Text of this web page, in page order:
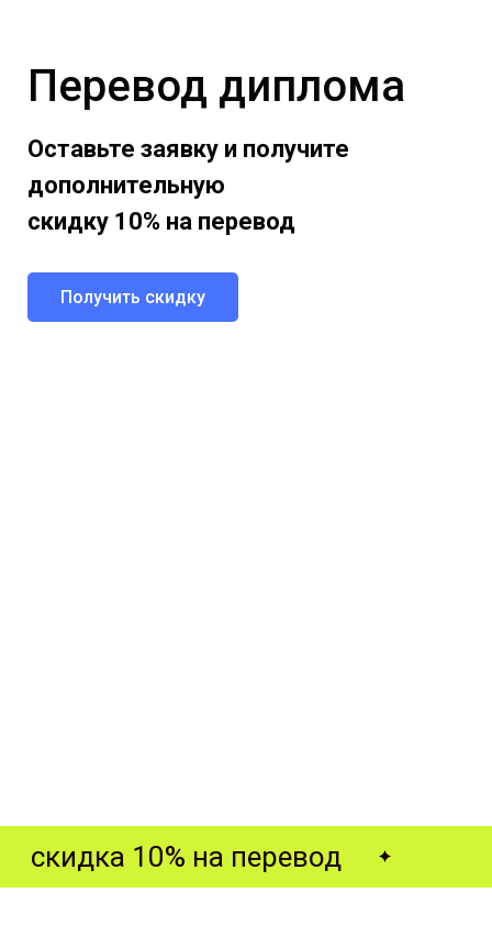
Перевод диплома
Оставьте заявку и получите
дополнительную
скидку 10% на перевод
Получить скидку
скидка 10% на перевод